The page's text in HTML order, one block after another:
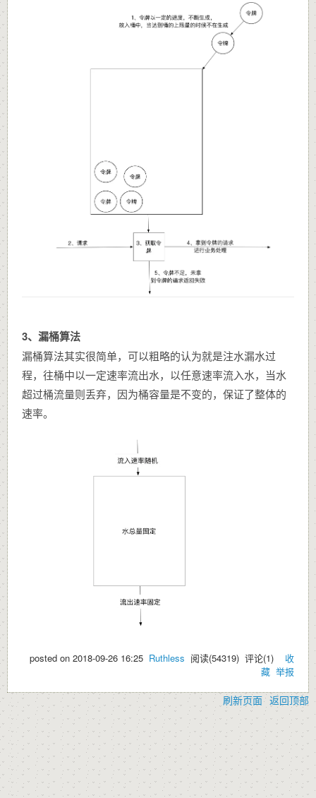
3、漏桶算法
漏桶算法其实很简单，可以粗略的认为就是注水漏水过
程，往桶中以一定速率流出水，以任意速率流入水，当水
超过桶流量则丢弃，因为桶容量是不变的，保证了整体的
速率。
posted on 2018-09-26 16:25 Ruthless 阅读(54319) 评论(1) 收
藏 举报
刷新页面 返回顶部